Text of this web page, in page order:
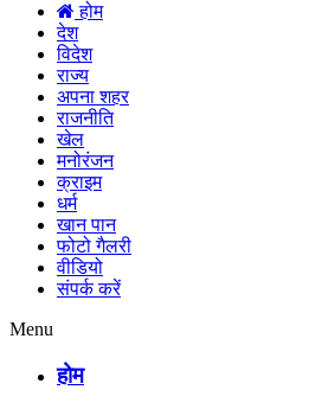
होम
देश
विदेश
राज्य
अपना शहर
राजनीति
खेल
मनोरंजन
क्राइम
धर्म
खान पान
फोटो गैलरी
वीडियो
संपर्क करें
Menu
होम